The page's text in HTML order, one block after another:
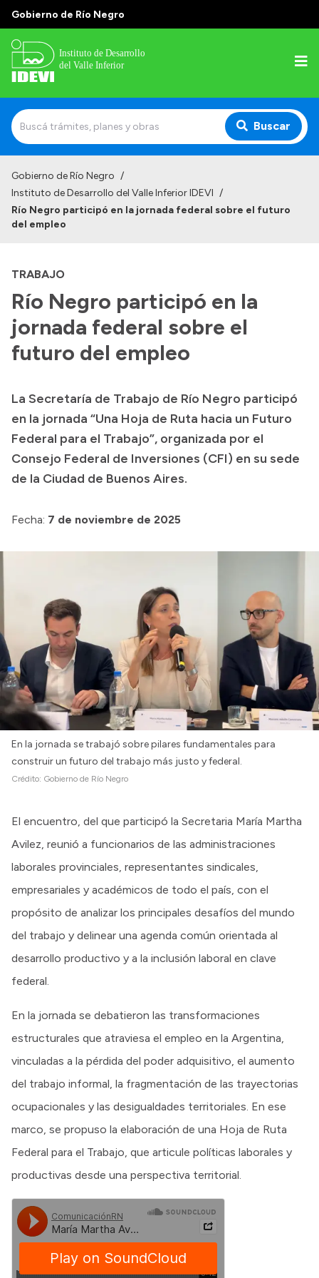
Gobierno de Río Negro
Buscar
Institucional
Normativa
Historia
Gobierno de Río Negro /
Instituto de Desarrollo del Valle Inferior IDEVI /
Río Negro participó en la jornada federal sobre el futuro
del empleo
TRABAJO
Río Negro participó en la
jornada federal sobre el
futuro del empleo
La Secretaría de Trabajo de Río Negro participó
en la jornada “Una Hoja de Ruta hacia un Futuro
Federal para el Trabajo”, organizada por el
Consejo Federal de Inversiones (CFI) en su sede
de la Ciudad de Buenos Aires.
Fecha: 7 de noviembre de 2025
En la jornada se trabajó sobre pilares fundamentales para
construir un futuro del trabajo más justo y federal.
Crédito: Gobierno de Río Negro
El encuentro, del que participó la Secretaria María Martha
Avilez, reunió a funcionarios de las administraciones
laborales provinciales, representantes sindicales,
empresariales y académicos de todo el país, con el
propósito de analizar los principales desafíos del mundo
del trabajo y delinear una agenda común orientada al
desarrollo productivo y a la inclusión laboral en clave
federal.
En la jornada se debatieron las transformaciones
estructurales que atraviesa el empleo en la Argentina,
vinculadas a la pérdida del poder adquisitivo, el aumento
del trabajo informal, la fragmentación de las trayectorias
ocupacionales y las desigualdades territoriales. En ese
marco, se propuso la elaboración de una Hoja de Ruta
Federal para el Trabajo, que articule políticas laborales y
productivas desde una perspectiva territorial.